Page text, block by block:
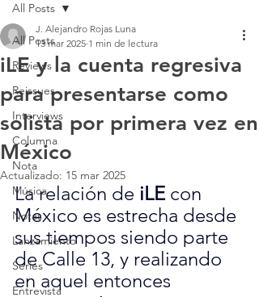
All Posts
Reviews
Reissues
Interviews
Columna
Nota
Música
Notas
Lanzamiento
Series
Entrevista
All Posts
iLE y la cuenta regresiva
para presentarse como
solista por primera vez en
México
J. Alejandro Rojas Luna
13 mar 2025 1 min de lectura
Actualizado: 15 mar 2025
La relación de iLE con
México es estrecha desde
sus tiempos siendo parte
de Calle 13, y realizando
en aquel entonces